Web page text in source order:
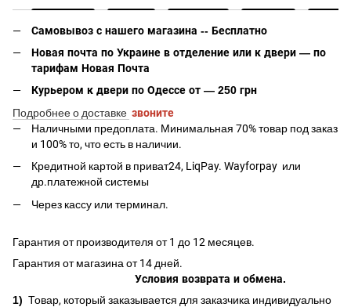
Самовывоз с нашего магазина -- Бесплатно
Новая почта по Украине в отделение или к двери — по
тарифам Новая Почта
Курьером к двери по Одессе от — 250 грн
Подробнее о доставке звоните
Наличными предоплата. Минимальная 70% товар под заказ
и 100% то, что есть в наличии.
Кредитной картой в приват24, LiqPay. Wayforpay или
др.платежной системы
Через кассу или терминал.
Гарантия от производителя от 1 до 12 месяцев.
Гарантия от магазина от 14 дней.
Условия возврата и обмена.
1) Товар, который заказывается для заказчика индивидуально